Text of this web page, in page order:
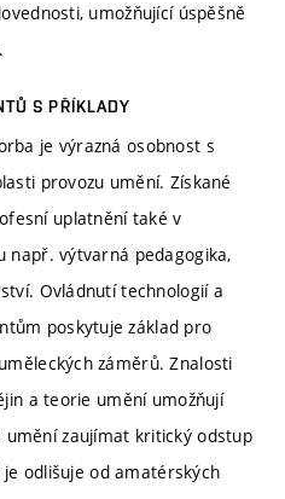
umožňující úspěšně
S PŘÍKLADY
je výrazná osobnost s
provozu umění. Získané
uplatnění také v
např. výtvarná pedagogika,
Ovládnutí technologií a
poskytuje základ pro
záměrů. Znalosti
a teorie umění umožňují
zaujímat kritický odstup
odlišuje od amatérských